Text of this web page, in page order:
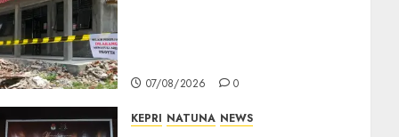
07/08/2026 0
KEPRI NATUNA NEWS